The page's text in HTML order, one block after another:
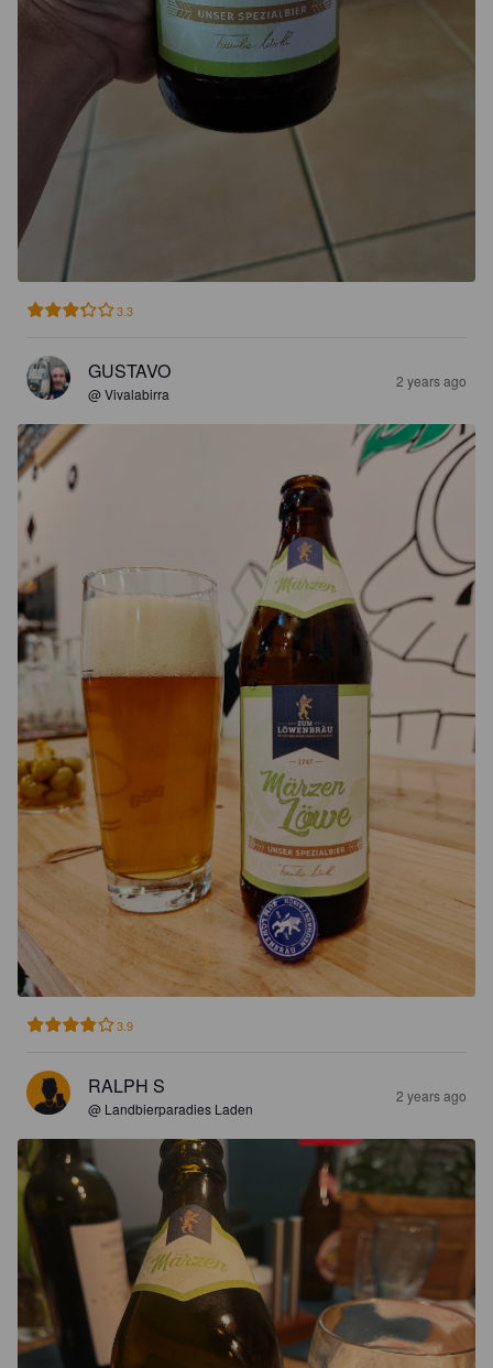
3.3
GUSTAVO
@ Vivalabirra
2 years ago
3.9
RALPH S
@ Landbierparadies Laden
2 years ago